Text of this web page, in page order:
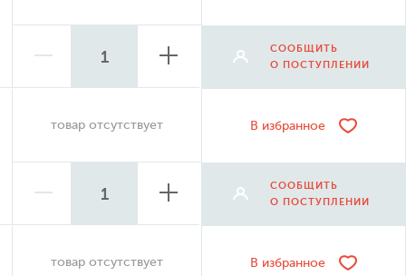
СООБЩИТЬ
О ПОСТУПЛЕНИИ
товар отсутствует В избранное
СООБЩИТЬ
О ПОСТУПЛЕНИИ
товар отсутствует В избранное